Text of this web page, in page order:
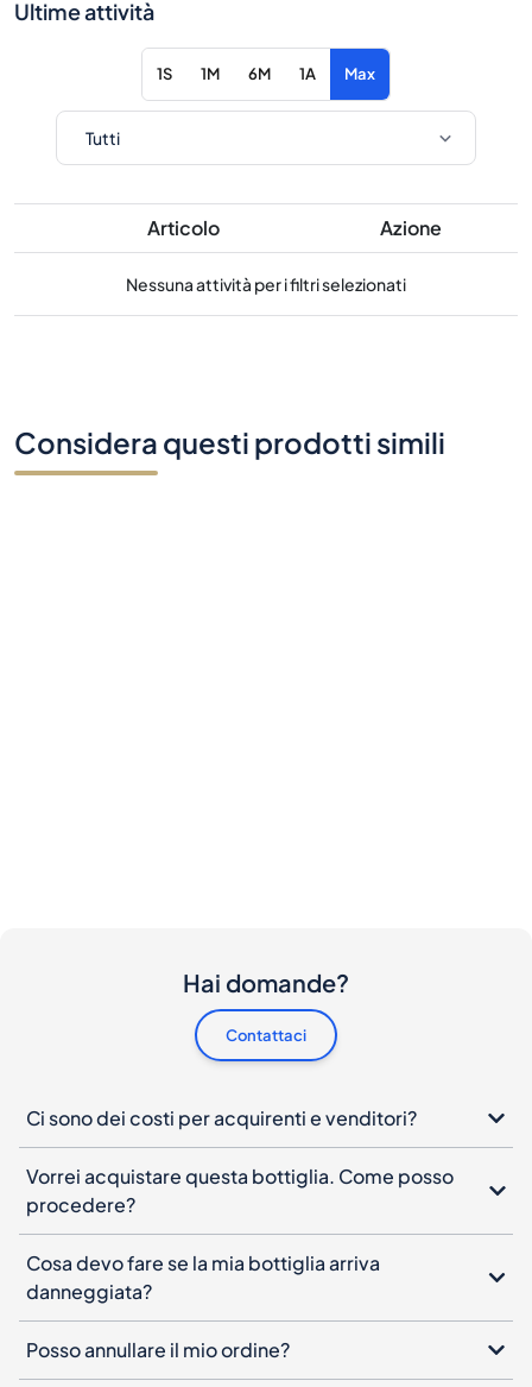
Ultime attività
1S 1M 6M 1A Max
Articolo Azione
Nessuna attività per i filtri selezionati
Considera questi prodotti simili
Hai domande?
Contattaci
Ci sono dei costi per acquirenti e venditori?
Vorrei acquistare questa bottiglia. Come posso
procedere?
Cosa devo fare se la mia bottiglia arriva
danneggiata?
Posso annullare il mio ordine?